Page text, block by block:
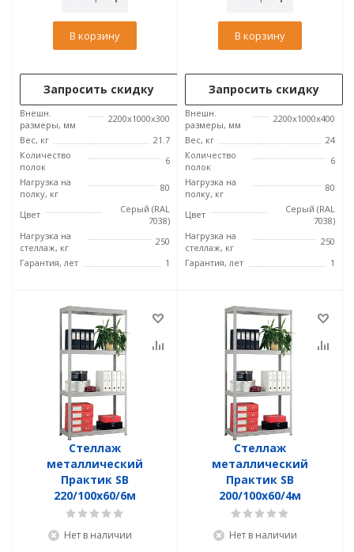
В корзину
Запросить скидку
Внешн.
размеры, мм
2200x1000x300
Вес, кг
21.7
Количество
полок
6
Нагрузка на
полку, кг
80
Цвет
Серый (RAL
7038)
Нагрузка на
стеллаж, кг
250
Гарантия, лет
1
В корзину
Запросить скидку
Внешн.
размеры, мм
2200x1000x400
Вес, кг
24
Количество
полок
6
Нагрузка на
полку, кг
80
Цвет
Серый (RAL
7038)
Нагрузка на
стеллаж, кг
250
Гарантия, лет
1
Стеллаж
металлический
Практик SB
220/100x60/6м
Нет в наличии
Стеллаж
металлический
Практик SB
200/100x60/4м
Нет в наличии